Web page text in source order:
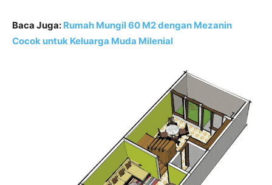
Baca Juga: Rumah Mungil 60 M2 dengan Mezanin
Cocok untuk Keluarga Muda Milenial